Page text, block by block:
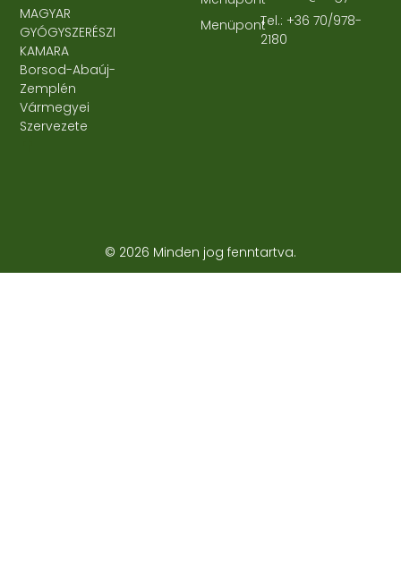
MAGYAR
GYÓGYSZERÉSZI
KAMARA
Borsod-Abaúj-
Zemplén
Vármegyei
Szervezete
MenüpontTel.: +36 70/978-
2180
© 2026 Minden jog fenntartva.